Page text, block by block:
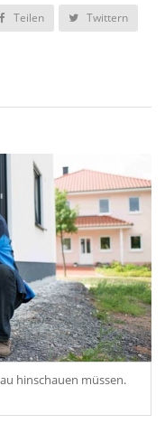
Teilen Twittern
hinschauen müssen.